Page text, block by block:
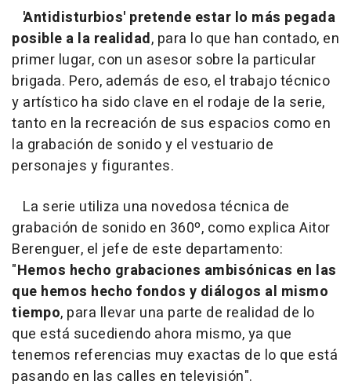
'Antidisturbios' pretende estar lo más pegada
posible a la realidad, para lo que han contado, en
primer lugar, con un asesor sobre la particular
brigada. Pero, además de eso, el trabajo técnico
y artístico ha sido clave en el rodaje de la serie,
tanto en la recreación de sus espacios como en
la grabación de sonido y el vestuario de
personajes y figurantes.
La serie utiliza una novedosa técnica de
grabación de sonido en 360º, como explica Aitor
Berenguer, el jefe de este departamento:
"Hemos hecho grabaciones ambisónicas en las
que hemos hecho fondos y diálogos al mismo
tiempo, para llevar una parte de realidad de lo
que está sucediendo ahora mismo, ya que
tenemos referencias muy exactas de lo que está
pasando en las calles en televisión".